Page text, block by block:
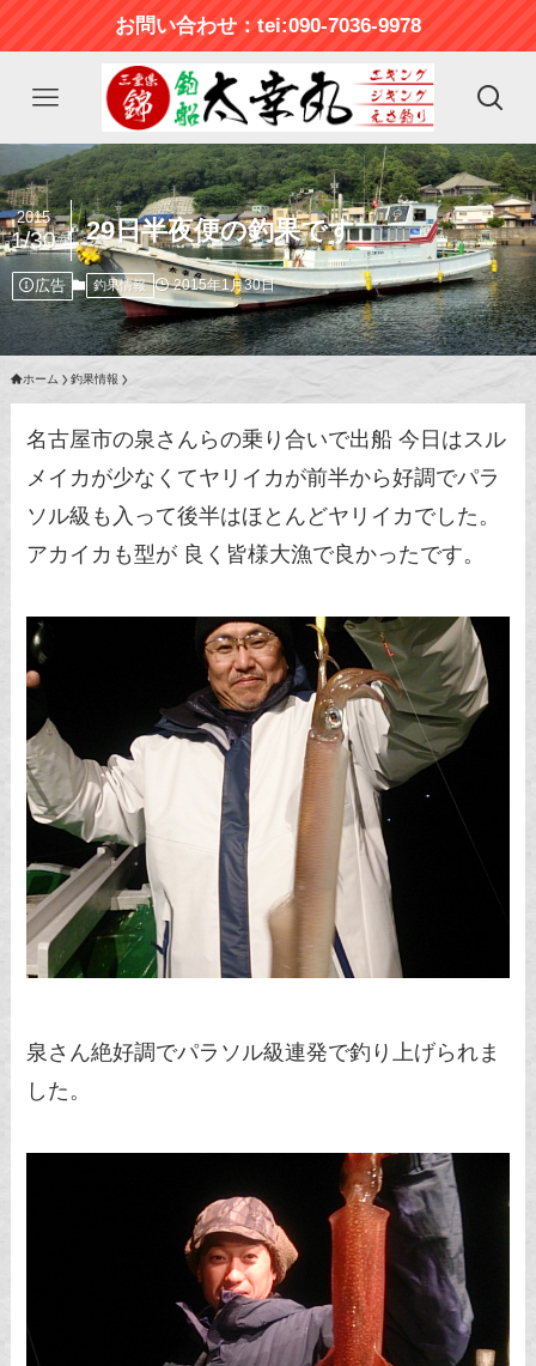
お問い合わせ：tei:090-7036-9978
29日半夜便の釣果です
2015
1/30
広告 釣果情報 2015年1月30日
ホーム 釣果情報
名古屋市の泉さんらの乗り合いで出船 今日はスル
メイカが少なくてヤリイカが前半から好調でパラ
ソル級も入って後半はほとんどヤリイカでした。
アカイカも型が 良く皆様大漁で良かったです。
泉さん絶好調でパラソル級連発で釣り上げられま
した。